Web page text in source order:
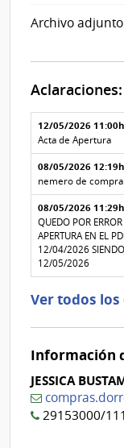
Archivo adjunto
Aclaraciones:
Aclaraciones del
Fecha y
texto de
la
aclaración
Archivo
de la
12/05/2026
Acta de Apertura
08/05/2026
nemero de
08/05/2026
QUEDO POR
APERTURA EN EL
12/04/2026
12/05/2026
Ver todos
Información
JESSICA
29153000/